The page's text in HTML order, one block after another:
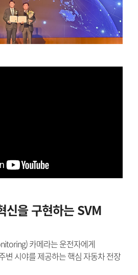
신을 구현하는 SVM
카메라는 운전자에게
변 시야를 제공하는 핵심 자동차 전장